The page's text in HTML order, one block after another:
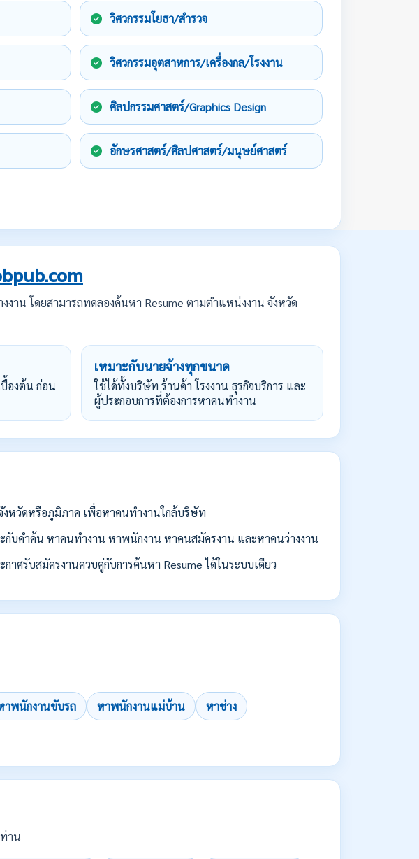
วิศวกรรมโยธา/สำรวจ
วิศวกรรมอุตสาหการ/เครื่องกล/โรงงาน
ศิลปกรรมศาสตร์/Graphics Design
อักษรศาสตร์/ศิลปศาสตร์/มนุษย์ศาสตร์
น โดยสามารถทดลองค้นหา Resume ตามตำแหน่งงาน จังหวัด
องต้น ก่อน
เหมาะกับนายจ้างทุกขนาด
ใช้ได้ทั้งบริษัท ร้านค้า โรงงาน ธุรกิจบริการ และ
ผู้ประกอบการที่ต้องการหาคนทำงาน
งหวัดหรือภูมิภาค เพื่อหาคนทำงานใกล้บริษัท
กับคำค้น หาคนทำงาน หาพนักงาน หาคนสมัครงาน และหาคนว่างงาน
กาศรับสมัครงานควบคู่กับการค้นหา Resume ได้ในระบบเดียว
าพนักงานขับรถ หาพนักงานแม่บ้าน
หาช่าง
าน